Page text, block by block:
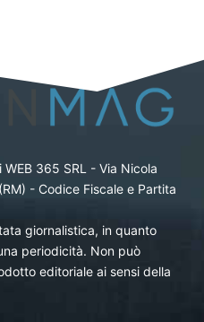
365 SRL - Via Nicola
- Codice Fiscale e Partita
giornalistica, in quanto
periodicità. Non può
editoriale ai sensi della